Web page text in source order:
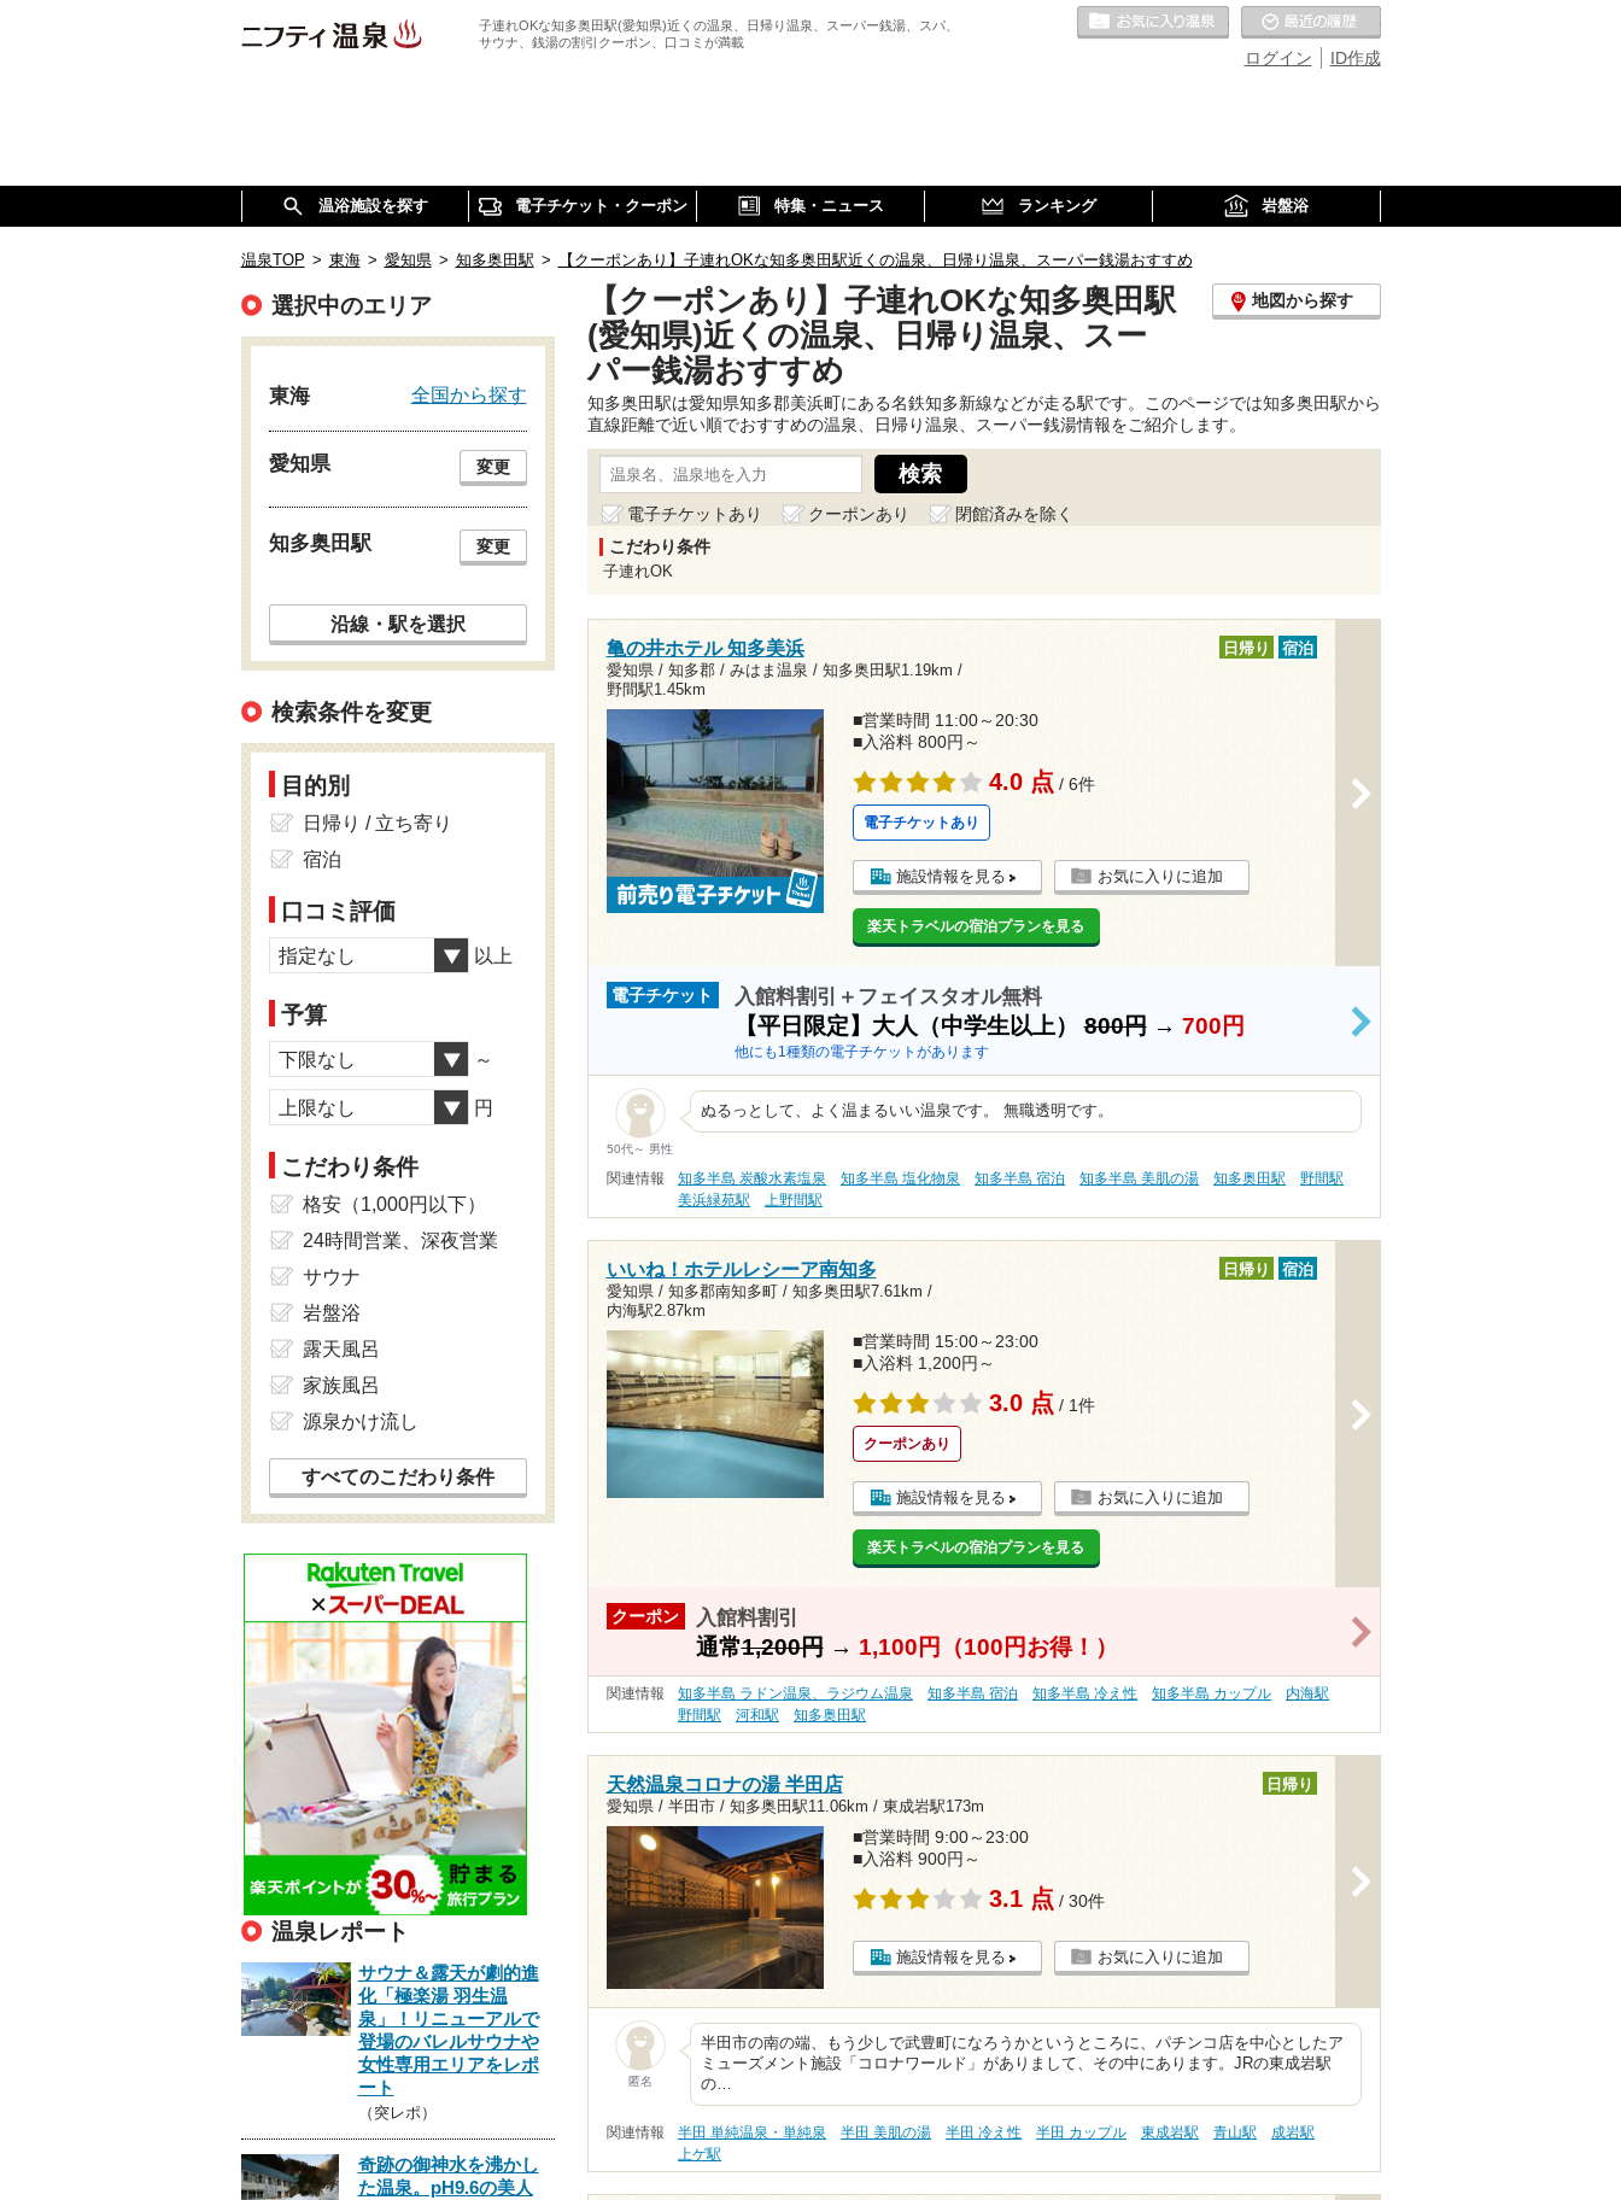
子連れOKな知多奥田駅(愛知県)近くの温泉、日帰り温泉、スーパー銭湯、スパ、
サウナ、銭湯の割引クーポン、口コミが満載
ID作成
ログイン
お気に入りの温泉
温浴施設を探す 電子チケット・クーポン 特集・ニュース ランキング 岩盤浴
温泉TOP > 東海 > 愛知県 > 知多奥田駅 > 【クーポンあり】子連れOKな知多奥田駅近くの温泉、日帰り温泉、スーパー銭湯おすすめ
【クーポンあり】子連れOKな知多奥田駅
(愛知県)近くの温泉、日帰り温泉、スー
パー銭湯おすすめ
地図から探す
知多奥田駅は愛知県知多郡美浜町にある名鉄知多新線などが走る駅です。このページでは知多奥田駅から
直線距離で近い順でおすすめの温泉、日帰り温泉、スーパー銭湯情報をご紹介します。
電子チケットあり クーポンあり
閉館済みを除く
こだわり条件
子連れOK
亀の井ホテル 知多美浜
愛知県 / 知多郡 / みはま温泉 / 知多奥田駅1.19km /
野間駅1.45km
日帰り 宿泊
■営業時間 11:00～20:30
■入浴料 800円～
4.0 点 / 6件
電子チケットあり
施設情報を見る お気に入りに追加
楽天トラベルの宿泊プランを見る
電子チケット 入館料割引＋フェイスタオル無料
【平日限定】大人（中学生以上）800円→ 700円
他にも1種類の電子チケットがあります
>
50代～ 男性
ぬるっとして、よく温まるいい温泉です。 無職透明です。
関連情報 知多半島 炭酸水素塩泉 知多半島 塩化物泉 知多半島 宿泊 知多半島 美肌の湯 知多奥田駅
野間駅
美浜緑苑駅
上野間駅
いいね！ホテルレシーア南知多
愛知県 / 知多郡南知多町 / 知多奥田駅7.61km /
内海駅2.87km
日帰り 宿泊
■営業時間 15:00～23:00
■入浴料 1,200円～
3.0 点 / 1件
クーポンあり
施設情報を見る お気に入りに追加
楽天トラベルの宿泊プランを見る
クーポン 入館料割引
通常1,200円→ 1,100円（100円お得！）
関連情報 知多半島 ラドン温泉、ラジウム温泉 知多半島 宿泊 知多半島 冷え性 知多半島 カップル
内海駅
野間駅
河和駅 知多奥田駅
天然温泉コロナの湯 半田店
愛知県 / 半田市 / 知多奥田駅11.06km / 東成岩駅173m
日帰り
■営業時間 9:00～23:00
■入浴料 900円～
3.1 点 / 30件
施設情報を見る お気に入りに追加
匿名
半田市の南の端、もう少しで武豊町になろうかというところに、パチンコ店を中心としたア
ミューズメント施設「コロナワールド」がありまして、その中にあります。JRの東成岩駅
の…
関連情報 半田 単純温泉・単純泉 半田 美肌の湯 半田 冷え性 半田 カップル 東成岩駅 青山駅
成岩駅
上ゲ駅
選択中のエリア
東海 全国から探す
愛知県 変更
知多奥田駅 変更
沿線・駅を選択
検索条件を変更
目的別
日帰り / 立ち寄り
宿泊
口コミ評価
指定なし 以上
予算
下限なし ～
上限なし 円
こだわり条件
格安（1,000円以下）
24時間営業、深夜営業
サウナ
岩盤浴
露天風呂
家族風呂
源泉かけ流し
すべてのこだわり条件
温泉レポート
サウナ＆露天が劇的進
化「極楽湯 羽生温
泉」！リニューアルで
登場のバレルサウナや
女性専用エリアをレポ
ート
（突レポ）
奇跡の御神水を沸かし
た温泉。pH9.6の美人